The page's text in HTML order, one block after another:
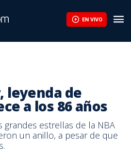
EN VIVO
leyenda de
a los 86 años
grandes estrellas de la NBA
un anillo, a pesar de que